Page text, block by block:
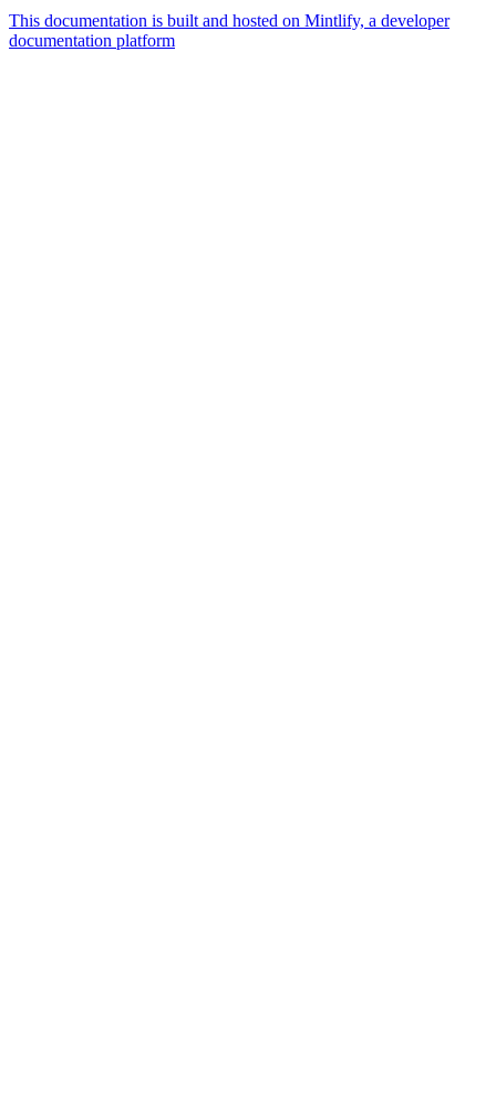
This documentation is built and hosted on Mintlify, a developer
documentation platform